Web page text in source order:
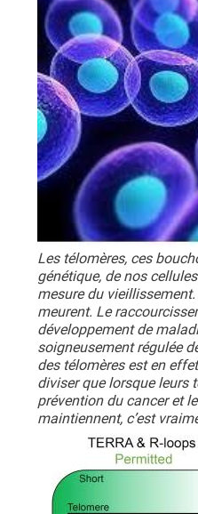
Les télomères, ces
génétique, de nos
mesure du
meurent. Le
développement de
soigneusement régulée
des télomères est en
diviser que lorsque leurs
prévention du cancer et
maintiennent, c’est